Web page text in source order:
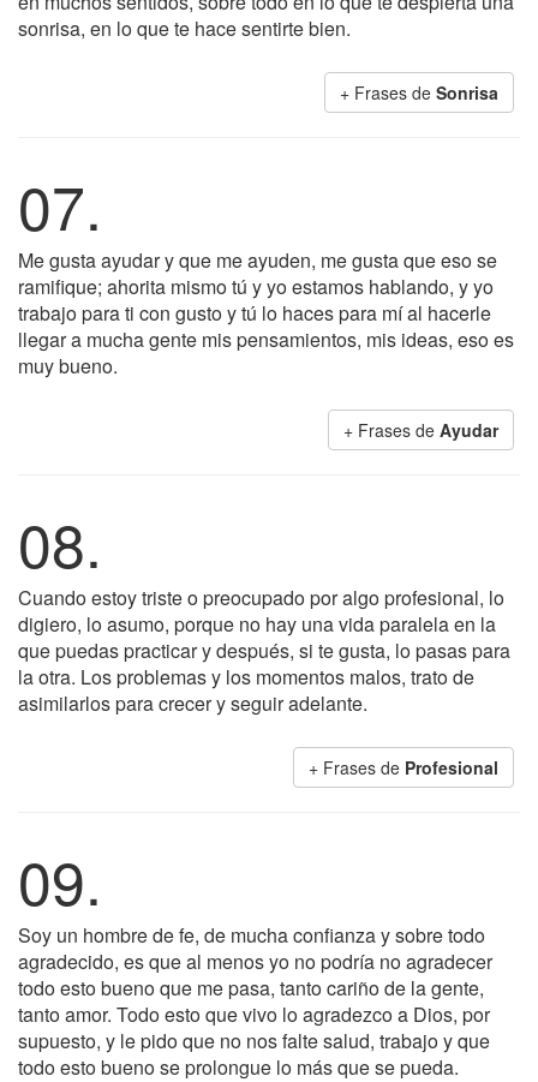
sonrisa, en lo que te hace sentirte bien.
+ Frases de Sonrisa
07.
Me gusta ayudar y que me ayuden, me gusta que eso se
ramifique; ahorita mismo tú y yo estamos hablando, y yo
trabajo para ti con gusto y tú lo haces para mí al hacerle
llegar a mucha gente mis pensamientos, mis ideas, eso es
muy bueno.
+ Frases de Ayudar
08.
Cuando estoy triste o preocupado por algo profesional, lo
digiero, lo asumo, porque no hay una vida paralela en la
que puedas practicar y después, si te gusta, lo pasas para
la otra. Los problemas y los momentos malos, trato de
asimilarlos para crecer y seguir adelante.
+ Frases de Profesional
09.
Soy un hombre de fe, de mucha confianza y sobre todo
agradecido, es que al menos yo no podría no agradecer
todo esto bueno que me pasa, tanto cariño de la gente,
tanto amor. Todo esto que vivo lo agradezco a Dios, por
supuesto, y le pido que no nos falte salud, trabajo y que
todo esto bueno se prolongue lo más que se pueda.